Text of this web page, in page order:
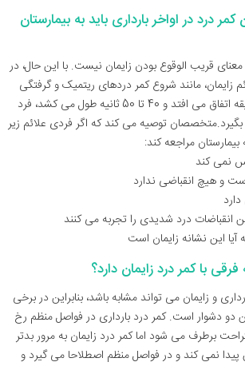
درد در اواخر بارداری باید به بیمارستان
قریب الوقوع بودن زایمان نیست. با این حال، در
زایمان، مانند شروع کمر دردهای ریتمیک و گرفتگی
هایی که تقریباً هر 10 دقیقه اتفاق می افتد و 40 تا 50 ثانیه طول می کشد، فرد
توصیه می کند که اگر فردی علائم زیر
بیمارستان مراجعه کند:
نمی کند
و هیچ انقباضی ندارد
انقباضات درد شدیدی را تجربه می کنند
این نشانه زایمان است
با کمر درد زایمان دارد؟
و زایمان می تواند مشابه باشد، بنابراین در برخی
دشوار است. کمر درد بارداری در فواصل منظم رخ
برطرف می شود اما کمر درد زایمان به مرور بدتر
نمی کند و در فواصل منظم اصطلاحا می گیرد و